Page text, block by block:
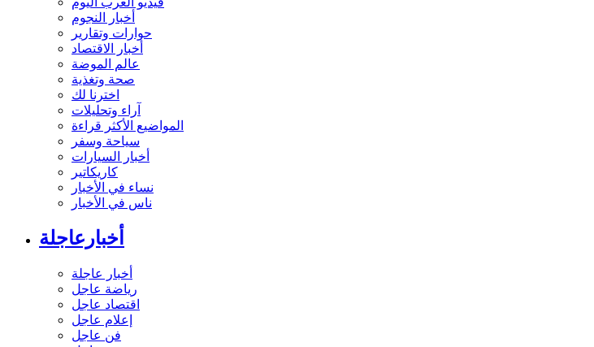
أخبار النجوم
حوارات وتقارير
أخبار الاقتصاد
عالم الموضة
صحة وتغذية
اخترنا لك
آراء وتحليلات
المواضيع الأكثر قراءة
سياحة وسفر
أخبار السيارات
كاريكاتير
نساء في الأخبار
ناس في الأخبار
أخبارعاجلة
أخبار عاجلة
رياضة عاجل
اقتصاد عاجل
إعلام عاجل
فن عاجل